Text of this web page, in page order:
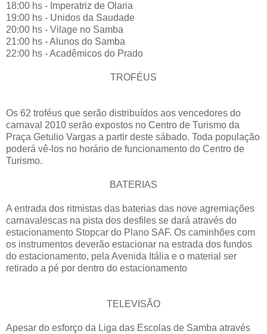
18:00 hs - Imperatriz de Olaria
19:00 hs - Unidos da Saudade
20:00 hs - Vilage no Samba
21:00 hs - Alunos do Samba
22:00 hs - Acadêmicos do Prado
TROFÉUS
Os 62 troféus que serão distribuídos aos vencedores do
carnaval 2010 serão expostos no Centro de Turismo da
Praça Getulio Vargas a partir deste sábado. Toda população
poderá vê-los no horário de funcionamento do Centro de
Turismo.
BATERIAS
A entrada dos ritmistas das baterias das nove agremiações
carnavalescas na pista dos desfiles se dará através do
estacionamento Stopcar do Plano SAF. Os caminhões com
os instrumentos deverão estacionar na estrada dos fundos
do estacionamento, pela Avenida Itália e o material ser
retirado a pé por dentro do estacionamento
TELEVISÃO
Apesar do esforço da Liga das Escolas de Samba através